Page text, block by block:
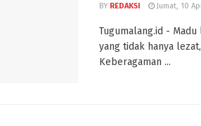
BY REDAKSI Jumat, 10
Tugumalang.id -
yang tidak hanya
Keberagaman ...